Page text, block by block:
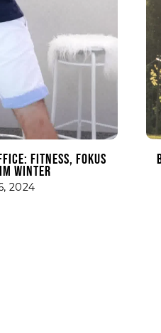
FITNESS, FOKUS
WINTER
2024